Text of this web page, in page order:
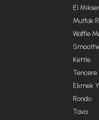
El
Mutfak
Waffle
Kettle
Tencere
Ekmek
Rondo
Tava